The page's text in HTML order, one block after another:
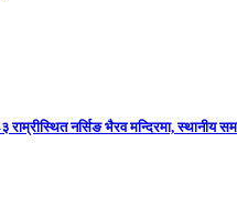
नर्सिङ भैरव मन्दिरमा, स्थानीय